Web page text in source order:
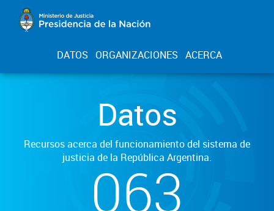
DATOS ORGANIZACIONES ACERCA
Datos
Recursos acerca del funcionamiento del sistema de
justicia de la República Argentina.
063